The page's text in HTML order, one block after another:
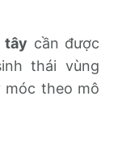
tây cần được
thái vùng
móc theo mô